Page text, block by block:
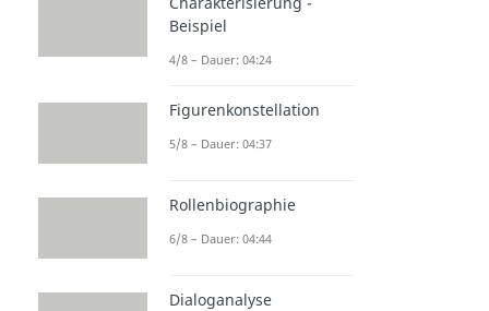
Beispiel
4/8 – Dauer: 04:24
Figurenkonstellation
5/8 – Dauer: 04:37
Rollenbiographie
6/8 – Dauer: 04:44
Dialoganalyse